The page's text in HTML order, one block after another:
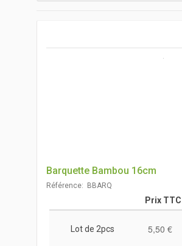
Barquette Bambou 16cm
Référence: BBARQ
Prix TTC
Lot de 2pcs 5,50 €